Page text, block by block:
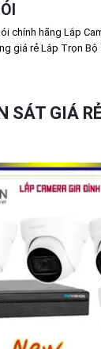
chính hãng Lắp
giá rẻ Lắp Trọn Bộ
SÁT GIÁ